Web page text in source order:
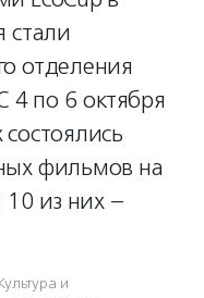
стали
отделения
4 по 6 октября
фильмов на
10 из них –
и